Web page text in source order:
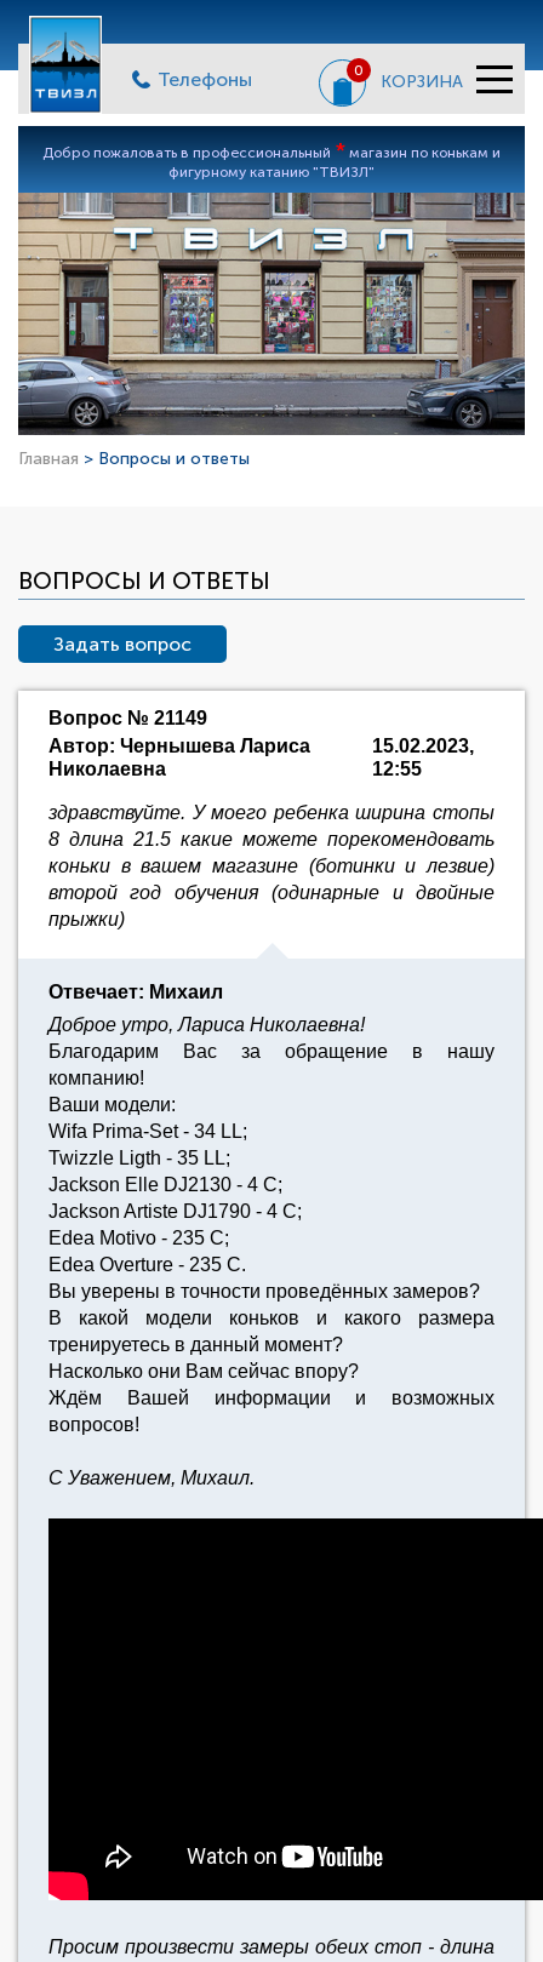
Телефоны 0
КОРЗИНА
Добро пожаловать в профессиональный * магазин по конькам и
фигурному катанию "ТВИЗЛ"
Главная > Вопросы и ответы
ВОПРОСЫ И ОТВЕТЫ
Задать вопрос
Вопрос № 21149
Автор: Чернышева Лариса
Николаевна
15.02.2023,
12:55
здравствуйте. У моего ребенка ширина стопы
8 длина 21.5 какие можете порекомендовать
коньки в вашем магазине (ботинки и лезвие)
второй год обучения (одинарные и двойные
прыжки)
Отвечает: Михаил
Доброе утро, Лариса Николаевна!
Благодарим Вас за обращение в нашу
компанию!
Ваши модели:
Wifa Prima-Set - 34 LL;
Twizzle Ligth - 35 LL;
Jackson Elle DJ2130 - 4 С;
Jackson Artiste DJ1790 - 4 C;
Edea Motivo - 235 C;
Edea Overture - 235 C.
Вы уверены в точности проведённых замеров?
В какой модели коньков и какого размера
тренируетесь в данный момент?
Насколько они Вам сейчас впору?
Ждём Вашей информации и возможных
вопросов!
С Уважением, Михаил.
Просим произвести замеры обеих стоп - длина